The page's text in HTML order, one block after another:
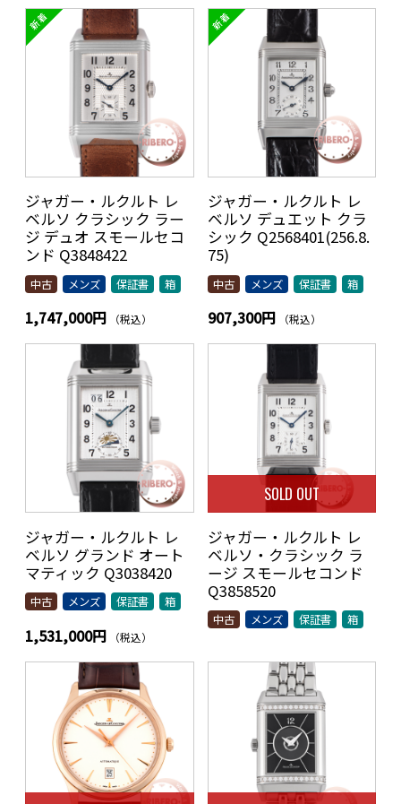
ジャガー・ルクルト レ
ベルソ クラシック ラー
ジ デュオ スモールセコ
ンド Q3848422
中古 メンズ 保証書 箱
1,747,000円 （税込）
ジャガー・ルクルト レ
ベルソ デュエット クラ
シック Q2568401(256.8.
75)
中古 メンズ 保証書 箱
907,300円 （税込）
ジャガー・ルクルト レ
ベルソ グランド オート
マティック Q3038420
中古 メンズ 保証書 箱
1,531,000円 （税込）
SOLD OUT
ジャガー・ルクルト レ
ベルソ・クラシック ラ
ージ スモールセコンド
Q3858520
中古 メンズ 保証書 箱